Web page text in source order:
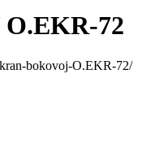
O.EKR-72
bokovoj-O.EKR-72/